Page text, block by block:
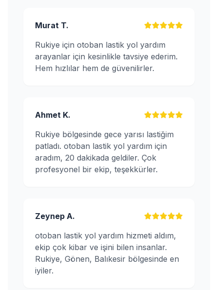
Murat T.
Rukiye için otoban lastik yol yardım
arayanlar için kesinlikle tavsiye ederim.
Hem hızlılar hem de güvenilirler.
Ahmet K.
Rukiye bölgesinde gece yarısı lastiğim
patladı. otoban lastik yol yardım için
aradım, 20 dakikada geldiler. Çok
profesyonel bir ekip, teşekkürler.
Zeynep A.
otoban lastik yol yardım hizmeti aldım,
ekip çok kibar ve işini bilen insanlar.
Rukiye, Gönen, Balıkesir bölgesinde en
iyiler.